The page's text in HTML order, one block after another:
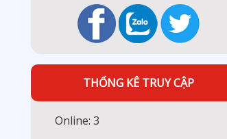
THỐNG KÊ TRUY CẬP
Online: 3